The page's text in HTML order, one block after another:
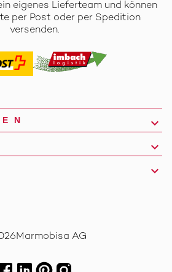
eigenes Lieferteam und können
per Post oder per Spedition
versenden.
Marmobisa AG